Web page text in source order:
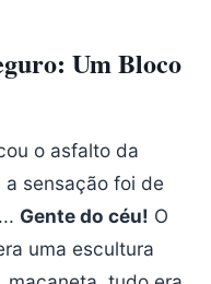
Um Bloco
o asfalto da
a sensação foi de
Gente do céu! O
uma escultura